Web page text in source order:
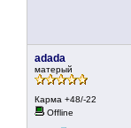
adada
матерый
Карма +48/-22
Offline